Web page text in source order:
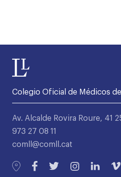
Colegio Oficial de Médicos
Av. Alcalde Rovira Roure, 41
973 27 08 11
comll@comll.cat